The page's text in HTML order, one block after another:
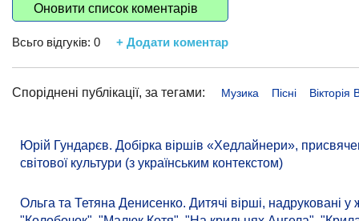
Оновити список коментарів
Всьго відгуків: 0 + Додати коментар
Споріднені публікації, за тегами: Музика Пісні Вікторія
Юрій Гундарєв. Добірка віршів «Хедлайнери»,
світової культури (з українським контекстом)
Ольга та Тетяна Денисенко. Дитячі вірші, надруковані у